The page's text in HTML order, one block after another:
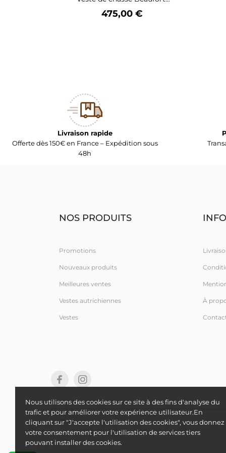
Nous utilisons des cookies sur ce site à des fins d'analyse du
trafic et pour améliorer votre expérience utilisateur.En
cliquant sur "J'accepte l'utilisation des cookies", vous donnez
votre consentement pour l'utilisation de services tiers
pouvant installer des cookies.
Prix
475,00 €
Livraison rapide
Offerte dès 150€ en France – Expédition sous
48h
NOS PRODUITS
Promotions
Nouveaux produits
Meilleures ventes
Vestes autrichiennes
Vestes
À